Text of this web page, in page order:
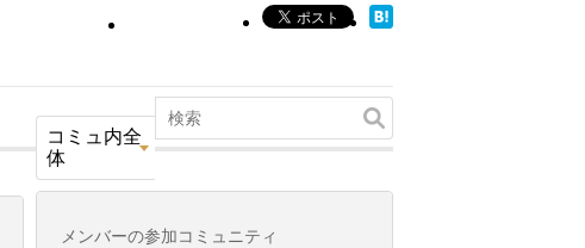
コミュ内全
体
メンバーの参加コミュニティ